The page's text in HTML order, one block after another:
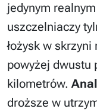
jedynym
uszczelniaczy
łożysk w
powyżej dwustu
kilometrów.
droższe w